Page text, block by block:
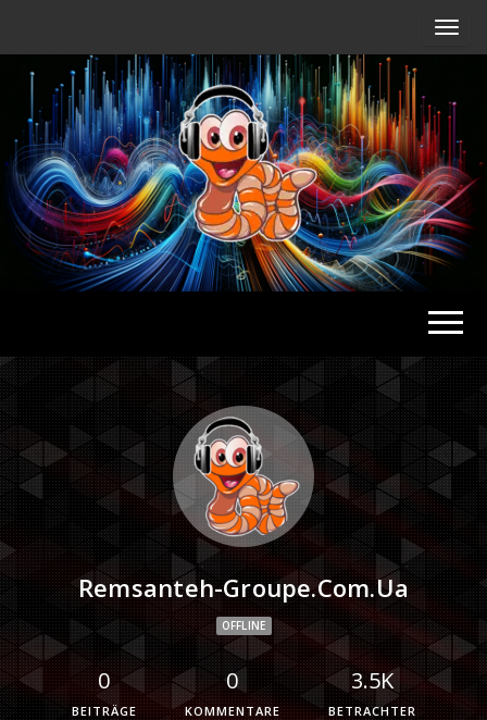
Radio
Remsanteh-Groupe.com.ua
OFFLINE
0
BEITRÄGE
0
KOMMENTARE
3.5K
BETRACHTER